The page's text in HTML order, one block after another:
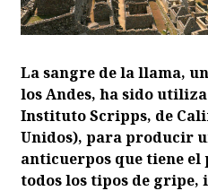
La sangre de la llama,
los Andes, ha sido
Instituto Scripps, de
Unidos), para producir
anticuerpos que tiene
todos los tipos de gripe,